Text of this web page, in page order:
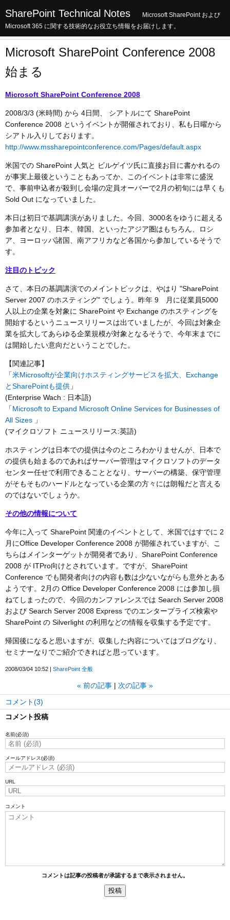
SharePoint Technical Notes
Microsoft SharePoint および
Microsoft 365 に関する技術的なお役立ち情報をお届けします。
Microsoft SharePoint Conference 2008
始まる
Microsoft SharePoint Conference 2008
2008/3/3 (米時間) から 4日間、 シアトルにて SharePoint
Conference 2008 というイベントが開催されており、私も日曜から
シアトル入りしております。
http://www.mssharepointconference.com/Pages/default.aspx
米国での SharePoint 人気と ビルゲイツ氏に直接お目に書かれるの
が事実上最後ということもあってか、このイベントは非常に盛況
で、事前申込者が殺到し会場の定員オーバーで2月の初旬には早くも
Sold Out になっていました。
本日は初日で基調講演がありました。今回、3000名をゆうに超える
参加者となり、日本、韓国、といったアジア圏はもちろん、ロシ
ア、ヨーロッパ諸国、南アフリカなど各国から参加しているそうで
す。
注目のトピック
さて、本日の基調講演でのメイントピックは、やはり "SharePoint
Server 2007 のホスティング" でしょう。昨年 9 月に従業員5000
人以上の企業を対象に SharePoint や Exchange のホスティングを
開始するというニュースリリースは出ていましたが、今回は対象企
業を拡大してあらゆる企業規模が対象となるそうで、今年末までに
は開始したい意向だということでした。
【関連記事】
「米Microsoftが企業向けホスティングサービスを拡大、Exchange
とSharePointも提供 」
(Enterprise Wach : 日本語)
「Microsoft to Expand Microsoft Online Services for Businesses of
All Sizes 」
(マイクロソフト ニュースリリース:英語)
ホスティングは日本での提供は今のところわかりませんが、日本で
の提供も始まるのであればサーバー管理はマイクロソフトのデータ
センター任せで利用できることとなり、サーバーの構築、保守管理
がそもそものハードルとなっている企業の方々には朗報だと言える
のではないでしょうか。
その他の情報について
今年に入って SharePoint 関連のイベントとして、米国ではすでに 2
月にOffice Developer Conference 2008 が開催されていますが、こ
ちらはメインターゲットが開発者であり、SharePoint Conference
2008 が ITPro向けとされています。ですが、SharePoint
Conference でも開発者向けの内容も数は少ないながらも意外とある
ようです。2月の Office Developer Conference 2008 には参加し損
ねてしまったので、今回のカンファレンスでは Search Server 2008
および Search Server 2008 Express でのエンタープライズ検索や
SharePoint の Silverlight の利用などの情報を収集する予定です。
帰国後になると思いますが、収集した内容についてはブログなり、
セミナーなりでご紹介できればと思っています。
2008/03/04 10:52 SharePoint 全般
« 前の記事 次の記事 »
コメント(3)
コメント投稿
名前(必須)
メールアドレス(必須)
URL
コメント
コメントは記事の投稿者が承認するまで表示されません。